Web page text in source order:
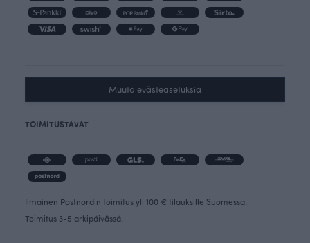
Muuta evästeasetuksia
TOIMITUSTAVAT
Ilmainen Postnordin toimitus yli 100 € tilauksille Suomessa.
Toimitus 3-5 arkipäivässä.